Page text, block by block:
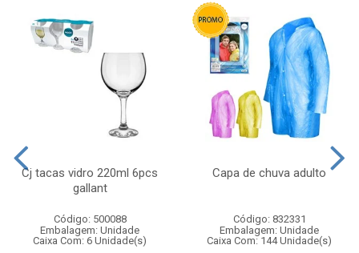
Cj tacas vidro 220ml 6pcs
gallant
Código: 500088
Embalagem: Unidade
Caixa Com: 6 Unidade(s)
Capa de chuva adulto
Código: 832331
Embalagem: Unidade
Caixa Com: 144 Unidade(s)